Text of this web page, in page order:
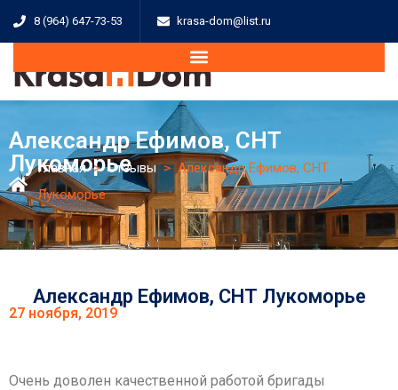
8 (964) 647-73-53 krasa-dom@list.ru
Александр Ефимов, СНТ
Лукоморье
Главная>Отзывы> Александр Ефимов, СНТ
Лукоморье
Александр Ефимов, СНТ Лукоморье
27 ноября, 2019
Очень доволен качественной работой бригады